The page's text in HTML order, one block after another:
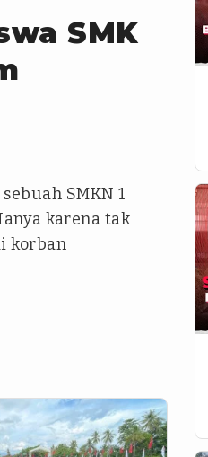
SMK
SMKN 1
karena tak
korban